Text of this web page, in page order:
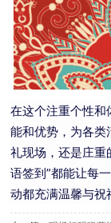
在这个注重个性和
能和优势，为各
礼现场，还是庄重
语签到”都能让每
动都充满温馨与祝